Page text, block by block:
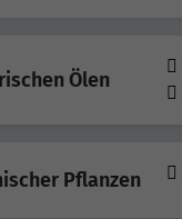
Ölen
Pflanzen